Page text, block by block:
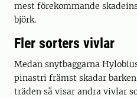
mest förekommande
björk.
Fler sorters vivlar
Medan snytbaggarna
pinastri främst skadar
träden så visar andra vivlar